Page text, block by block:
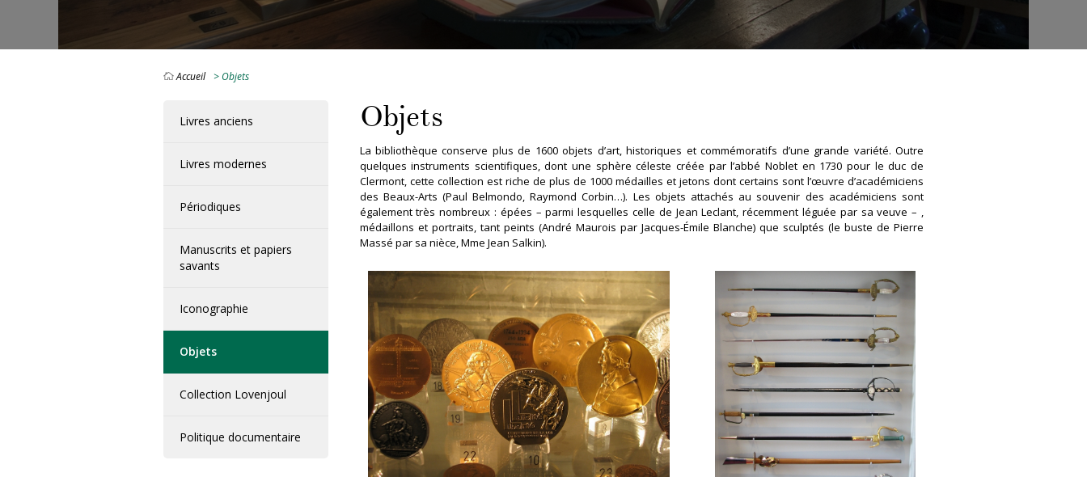
Accueil > Objets
Livres anciens
Livres modernes
Périodiques
Manuscrits et papiers
savants
Iconographie
Objets
Collection Lovenjoul
Politique documentaire
Objets
La bibliothèque conserve plus de 1600 objets d’art, historiques et commémoratifs d’une grande variété. Outre
quelques instruments scientifiques, dont une sphère céleste créée par l’abbé Noblet en 1730 pour le duc de
Clermont, cette collection est riche de plus de 1000 médailles et jetons dont certains sont l’œuvre d’académiciens
des Beaux-Arts (Paul Belmondo, Raymond Corbin…). Les objets attachés au souvenir des académiciens sont
également très nombreux : épées – parmi lesquelles celle de Jean Leclant, récemment léguée par sa veuve – ,
médaillons et portraits, tant peints (André Maurois par Jacques-Émile Blanche) que sculptés (le buste de Pierre
Massé par sa nièce, Mme Jean Salkin).